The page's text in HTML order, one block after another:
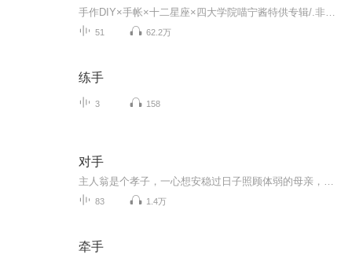
51 62.2万
练手
3 158
对手
83 1.4万
牵手